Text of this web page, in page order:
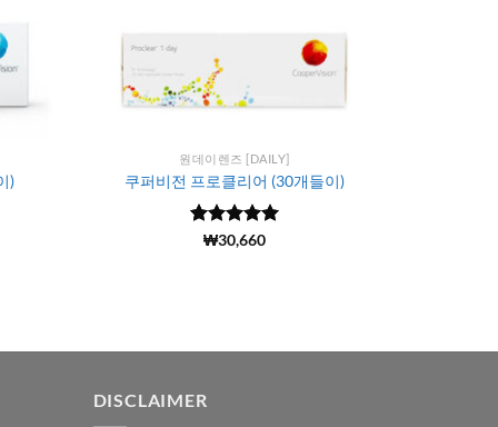
)
원데이렌즈 [DAILY]
쿠퍼비전 프로클리어 (30개들이)
5 중에서
(1142)
₩30,660
DISCLAIMER